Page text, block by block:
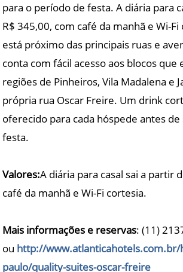
para o período de festa. A diária para
R$ 345,00, com café da manhã e Wi-
está próximo das principais ruas e
conta com fácil acesso aos blocos que
regiões de Pinheiros, Vila Madalena e
própria rua Oscar Freire. Um drink
oferecido para cada hóspede antes
festa.
Valores:A diária para casal sai a partir
café da manhã e Wi-Fi cortesia.
Mais informações e reservas: (11)
ou http://www.atlanticahotels.com.br/
paulo/quality-suites-oscar-freire